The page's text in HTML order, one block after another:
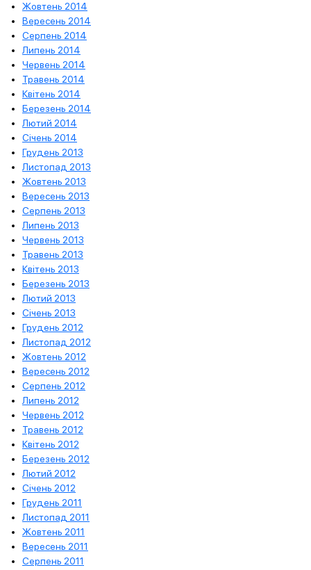
Жовтень 2014
Вересень 2014
Серпень 2014
Липень 2014
Червень 2014
Травень 2014
Квітень 2014
Березень 2014
Лютий 2014
Січень 2014
Грудень 2013
Листопад 2013
Жовтень 2013
Вересень 2013
Серпень 2013
Липень 2013
Червень 2013
Травень 2013
Квітень 2013
Березень 2013
Лютий 2013
Січень 2013
Грудень 2012
Листопад 2012
Жовтень 2012
Вересень 2012
Серпень 2012
Липень 2012
Червень 2012
Травень 2012
Квітень 2012
Березень 2012
Лютий 2012
Січень 2012
Грудень 2011
Листопад 2011
Жовтень 2011
Вересень 2011
Серпень 2011